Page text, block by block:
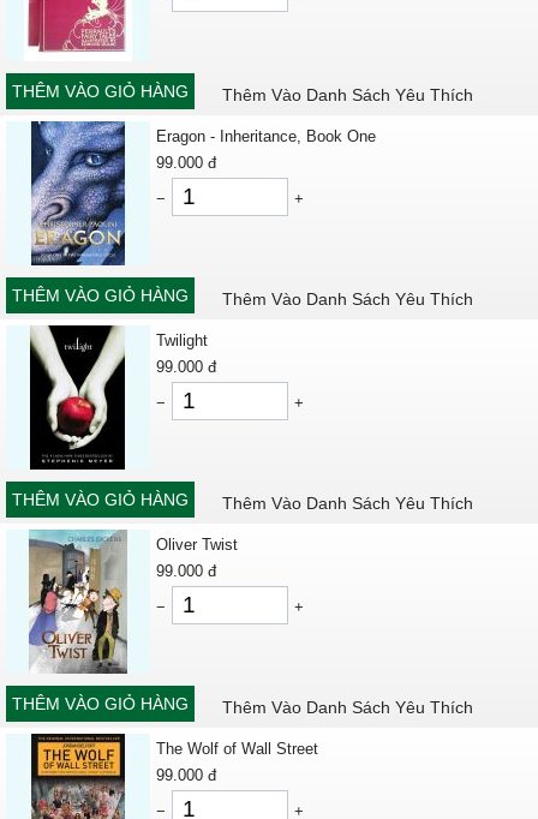
THÊM VÀO GIỎ HÀNG Thêm Vào Danh Sách Yêu Thích
Eragon - Inheritance, Book One
99.000 đ
−
+
THÊM VÀO GIỎ HÀNG Thêm Vào Danh Sách Yêu Thích
Twilight
99.000 đ
−
+
THÊM VÀO GIỎ HÀNG Thêm Vào Danh Sách Yêu Thích
Oliver Twist
99.000 đ
−
+
THÊM VÀO GIỎ HÀNG Thêm Vào Danh Sách Yêu Thích
The Wolf of Wall Street
99.000 đ
−
+